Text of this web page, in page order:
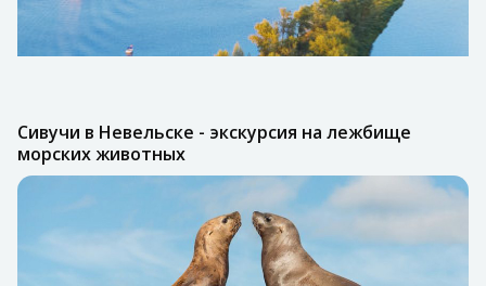
Сивучи в Невельске - экскурсия на лежбище
морских животных